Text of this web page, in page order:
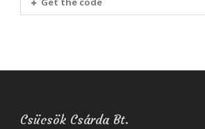
Csücsök Csárda Bt.